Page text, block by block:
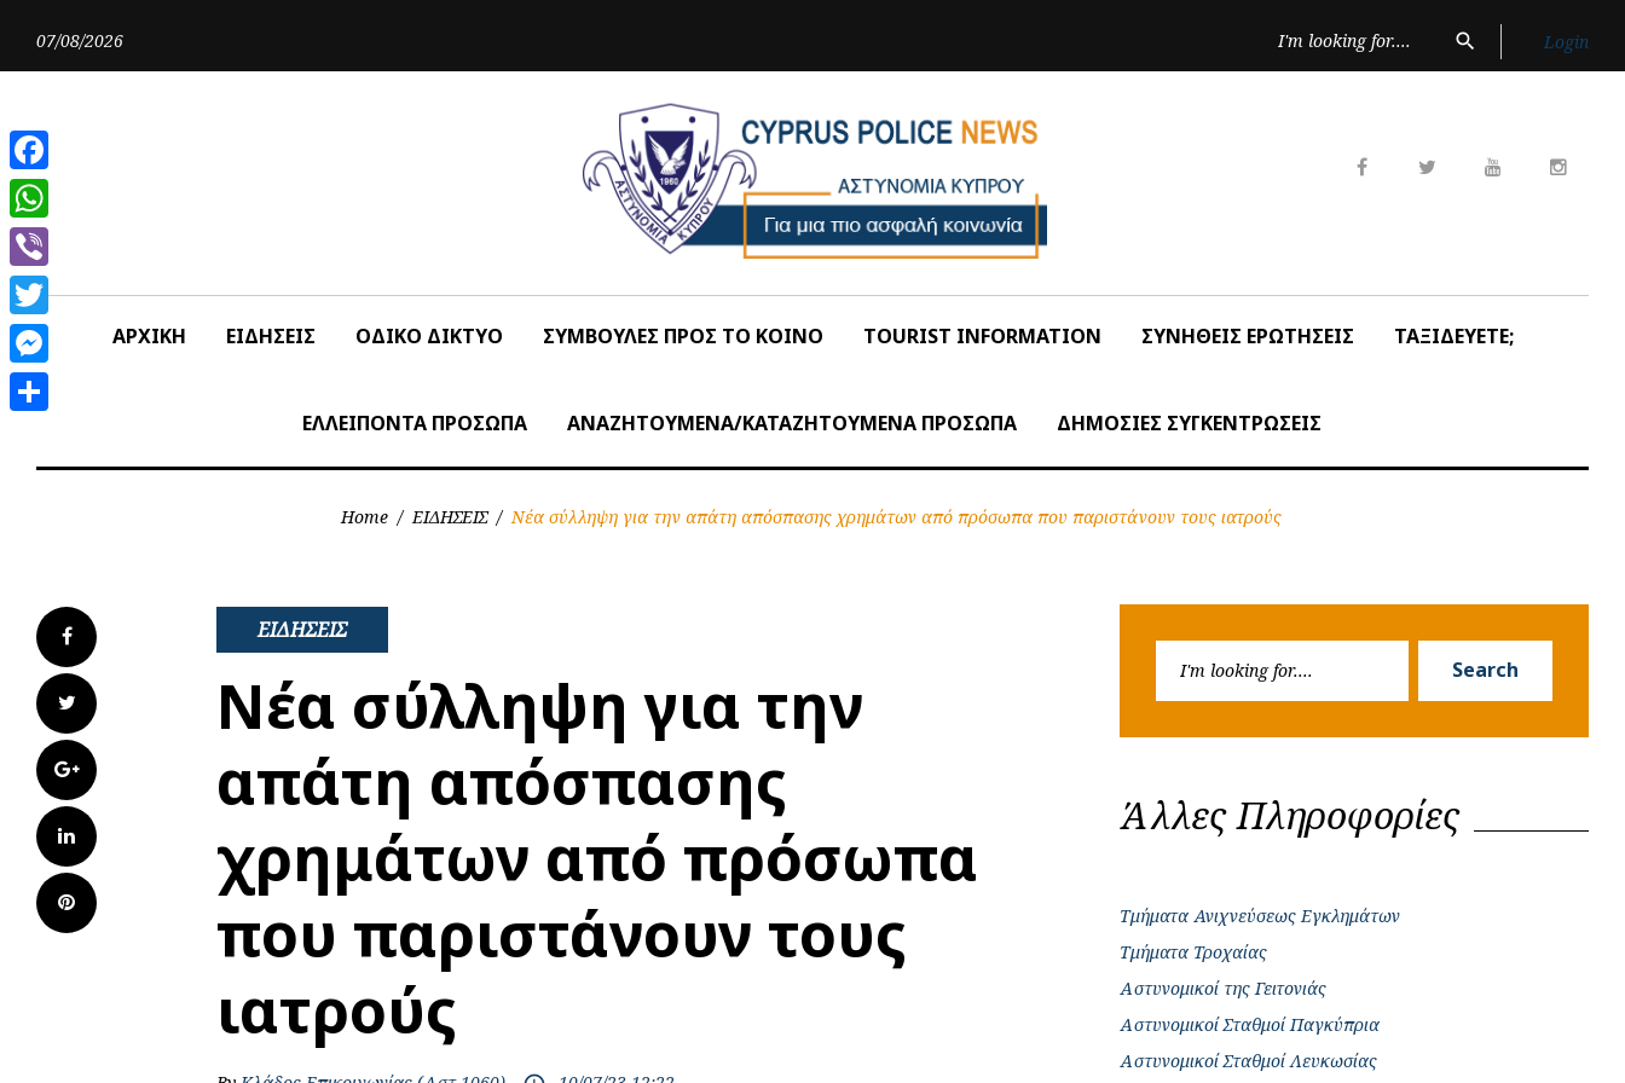
07/08/2026 Login
for:
search
ΑΡΧΙΚΗ ΕΙΔΗΣΕΙΣ ΟΔΙΚΟ ΔΙΚΤΥΟ ΣΥΜΒΟΥΛΕΣ ΠΡΟΣ ΤΟ ΚΟΙΝΟ TOURIST INFORMATION ΣΥΝΗΘΕΙΣ ΕΡΩΤΗΣΕΙΣ ΤΑΞΙΔΕΥΕΤΕ;
ΕΛΛΕΙΠΟΝΤΑ ΠΡΟΣΩΠΑ ΑΝΑΖΗΤΟΥΜΕΝΑ/ΚΑΤΑΖΗΤΟΥΜΕΝΑ ΠΡΟΣΩΠΑ ΔΗΜΟΣΙΕΣ ΣΥΓΚΕΝΤΡΩΣΕΙΣ
Home / ΕΙΔΗΣΕΙΣ / Νέα σύλληψη για την απάτη απόσπασης χρημάτων από πρόσωπα που παριστάνουν τους ιατρούς
Facebook
Twitter
Google+
LinkedIn
Pinterest
ΕΙΔΗΣΕΙΣ
Νέα σύλληψη για την
απάτη απόσπασης
χρημάτων από πρόσωπα
που παριστάνουν τους
ιατρούς
Search
Άλλες Πληροφορίες
Τμήματα Ανιχνεύσεως Εγκλημάτων
Τμήματα Τροχαίας
Αστυνομικοί της Γειτονιάς
Αστυνομικοί Σταθμοί Παγκύπρια
Αστυνομικοί Σταθμοί Λευκωσίας
Facebook
WhatsApp
Viber
Twitter
Messenger